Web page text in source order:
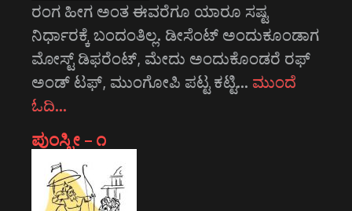
ರಂಗ ಹೀಗ ಅಂತ ಈವರೆಗೂ ಯಾರೂ ಸಷ್ಟ
ನಿರ್ಧಾರಕ್ಕೆ ಬಂದಂತಿಲ್ಲ. ಡೀಸೆಂಟ್ ಅಂದುಕೂಂಡಾಗ
ಮೋಸ್ಟ್‌ ಡಿಫರೆಂಟ್‌, ಮೇದು ಅಂದುಕೊಂಡರೆ ರಫ್
ಅಂಡ್ ಟಫ್, ಮುಂಗೋಪಿ ಪಟ್ಟ ಕಟ್ಟಿ… ಮುಂದೆ
ಓದಿ…
ಪುಂಸ್ತ್ರೀ – ೧